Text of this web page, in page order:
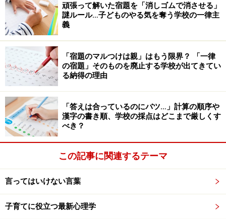
ルできないというのは、自己評価を低下させます。月経
痛より、自分の感情に翻弄されることのほうがつらいと
いう人は多いものです。
わかってもらえないつらさ
生理は、男性が一生経験しないことなので、月経による
不調は「体感」としてわかりません。初潮を迎えていな
い娘にもいまいちピンとこないことかもしれませんが、
男性の中には「自分には関係ないこと」だと思っている
人も少なくありません。
自分のつらさをわかってもらえない。このキツさはじわ
じわと蓄積していきます。逆に言うと、つらさを理解し
てもらえると、気持ちはずいぶん楽になります。
頑張って解いた宿題を「消しゴムで消させる」
謎ルール…子どものやる気を奪う学校の一律主
義
「宿題のマルつけは親」はもう限界？ 「一律
の宿題」そのものを廃止する学校が出てきてい
る納得の理由
「答えは合っているのにバツ…」計算の順序や
漢字の書き順、学校の採点はどこまで厳しくす
べき？
この記事に関連するテーマ
言ってはいけない言葉
子育てに役立つ最新心理学